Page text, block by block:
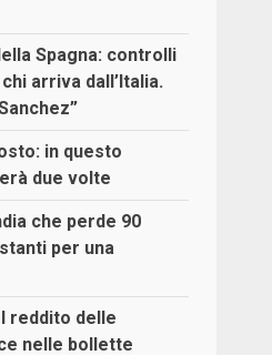
Spagna: controlli
arriva dall’Italia.
in questo
due volte
che perde 90
per una
reddito delle
nelle bollette